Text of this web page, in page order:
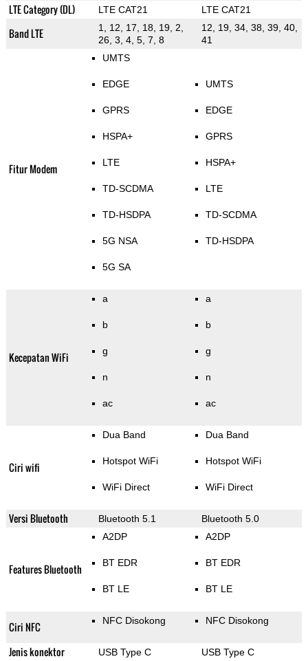
LTE Category (DL) LTE CAT21 LTE CAT21
Band LTE
1, 12, 17, 18, 19, 2,
26, 3, 4, 5, 7, 8
12, 19, 34, 38, 39, 40,
41
Fitur Modem
UMTS
EDGE
GPRS
HSPA+
LTE
TD-SCDMA
TD-HSDPA
5G NSA
5G SA
UMTS
EDGE
GPRS
HSPA+
LTE
TD-SCDMA
TD-HSDPA
Kecepatan WiFi
a
b
g
n
ac
a
b
g
n
ac
Ciri wifi
Dua Band
Hotspot WiFi
WiFi Direct
Dua Band
Hotspot WiFi
WiFi Direct
Versi Bluetooth Bluetooth 5.1 Bluetooth 5.0
Features Bluetooth
A2DP
BT EDR
BT LE
A2DP
BT EDR
BT LE
Ciri NFC NFC Disokong NFC Disokong
Jenis konektor USB Type C USB Type C